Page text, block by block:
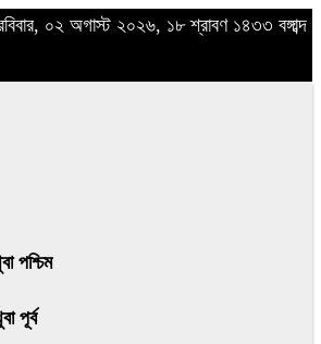
০২ অগাস্ট ২০২৬, ১৮ শ্রাবণ ১৪৩৩ বঙ্গাব্দ
পশ্চিম
পূর্ব